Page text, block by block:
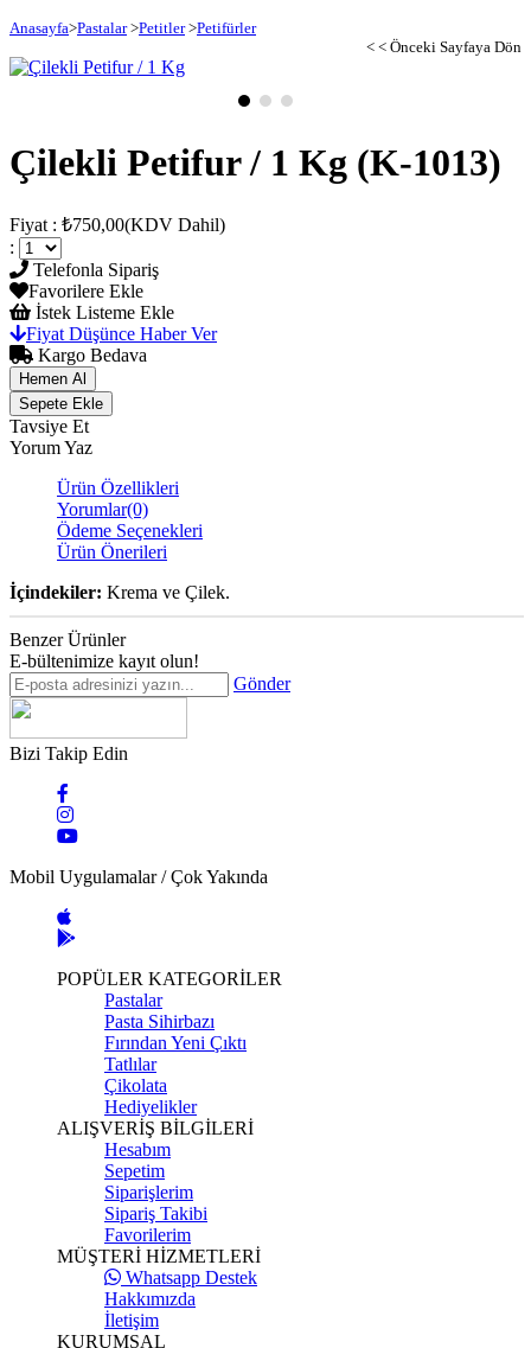
Anasayfa>Pastalar>Petitler>Petifürler
< < Önceki Sayfaya Dön
Çilekli Petifur / 1 Kg (K-1013)
Fiyat : ₺750,00(KDV Dahil)
:
Telefonla Sipariş
Favorilere Ekle
İstek Listeme Ekle
Fiyat Düşünce Haber Ver
Kargo Bedava
Tavsiye Et
Yorum Yaz
Ürün Özellikleri
Yorumlar(0)
Ödeme Seçenekleri
Ürün Önerileri
İçindekiler: Krema ve Çilek.
Benzer Ürünler
E-bültenimize kayıt olun!
Gönder
Bizi Takip Edin
Mobil Uygulamalar / Çok Yakında
POPÜLER KATEGORİLER
Pastalar
Pasta Sihirbazı
Fırından Yeni Çıktı
Tatlılar
Çikolata
Hediyelikler
ALIŞVERİŞ BİLGİLERİ
Hesabım
Sepetim
Siparişlerim
Sipariş Takibi
Favorilerim
MÜŞTERİ HİZMETLERİ
Whatsapp Destek
Hakkımızda
İletişim
KURUMSAL